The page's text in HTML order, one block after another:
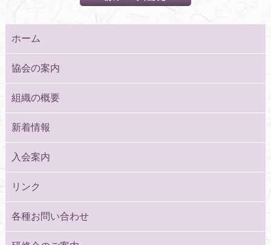
ホーム
協会の案内
組織の概要
新着情報
入会案内
リンク
各種お問い合わせ